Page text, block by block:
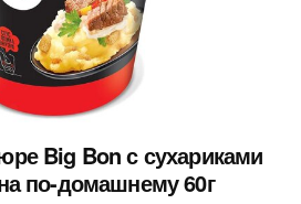
Big Bon с сухариками
по-домашнему 60г